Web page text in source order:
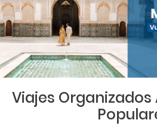
Viajes